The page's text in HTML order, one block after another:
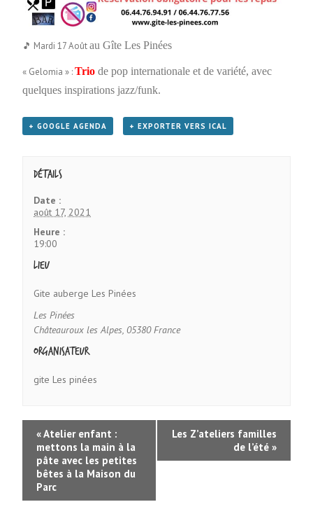
🎵 Mardi 17 Aoûtau Gîte Les Pinées
« Gelomia » :Trio de pop internationale et de variété, avec
quelques inspirations jazz/funk.
+ GOOGLE AGENDA + EXPORTER VERS ICAL
Détails
Date :
août 17, 2021
Heure :
19:00
Lieu
Gite auberge Les Pinées
Les Pinées
Châteauroux les Alpes, 05380 France
Organisateur
gite Les pinées
«Atelier enfant :
mettons la main à la
pâte avec les petites
bêtes à la Maison du
Parc
Les Z’ateliers familles
de l’été »